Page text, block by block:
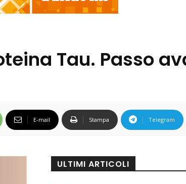
Tau. Passo
E-mail Stampa Telegram
ULTIMI ARTICOLI